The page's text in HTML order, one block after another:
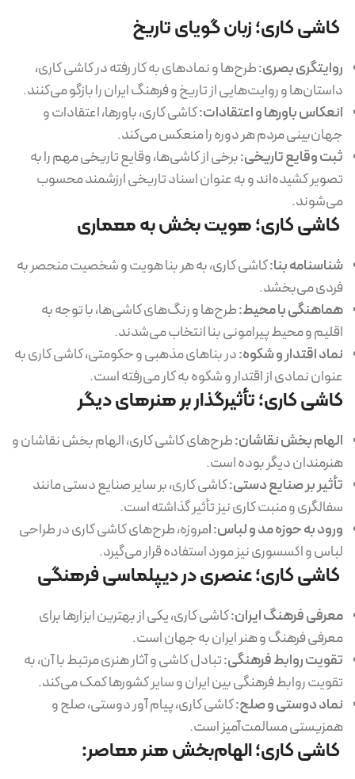
کاشی کاری؛ زبان گویای تاریخ
روایتگری بصری:طرح‌ها و نمادهای به کار رفته در کاشی کاری،
داستان‌ها و روایت‌هایی از تاریخ و فرهنگ ایران را بازگو می‌کنند.
انعکاس باورها و اعتقادات:کاشی کاری، باورها، اعتقادات و
جهان‌بینی مردم هر دوره را منعکس می‌کند.
ثبت وقایع تاریخی:برخی از کاشی‌ها، وقایع تاریخی مهم را به
تصویر کشیده‌اند و به عنوان اسناد تاریخی ارزشمند محسوب
می‌شوند.
کاشی کاری؛ هویت بخش به معماری
شناسنامه بنا:کاشی کاری، به هر بنا هویت و شخصیت منحصر به
فردی می‌بخشد.
هماهنگی با محیط:طرح‌ها و رنگ‌های کاشی‌ها، با توجه به
اقلیم و محیط پیرامونی بنا انتخاب می‌شدند.
نماد اقتدار و شکوه:در بناهای مذهبی و حکومتی، کاشی کاری به
عنوان نمادی از اقتدار و شکوه به کار می‌رفته است.
کاشی کاری؛ تأثیرگذار بر هنرهای دیگر
الهام بخش نقاشان:طرح‌های کاشی کاری، الهام بخش نقاشان و
هنرمندان دیگر بوده است.
تأثیر بر صنایع دستی:کاشی کاری، بر سایر صنایع دستی مانند
سفالگری و منبت کاری نیز تأثیر گذاشته است.
ورود به حوزه مد و لباس: امروزه، طرح‌های کاشی کاری در طراحی
لباس و اکسسوری نیز مورد استفاده قرار می‌گیرد.
کاشی کاری؛ عنصری در دیپلماسی فرهنگی
معرفی فرهنگ ایران:کاشی کاری، یکی از بهترین ابزارها برای
معرفی فرهنگ و هنر ایران به جهان است.
تقویت روابط فرهنگی:تبادل کاشی و آثار هنری مرتبط با آن، به
تقویت روابط فرهنگی بین ایران و سایر کشورها کمک می‌کند.
نماد دوستی و صلح:کاشی کاری، پیام آور دوستی، صلح و
همزیستی مسالمت‌آمیز است.
کاشی کاری؛ الهام‌بخش هنر معاصر: